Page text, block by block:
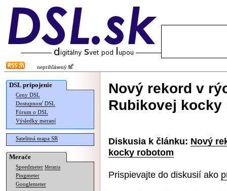
neprihlásený
DSL pripojenie
Ceny DSL
Dostupnosť DSL
Fórum o DSL
Výsledky meraní
Satelitná mapa SR
Merače
Speedmeter Merania
Pingmeter
Googlemeter
Nový rekord v
Rubikovej kocky
Diskusia k článku: Nový
kocky robotom
Prispievajte do diskusií ako